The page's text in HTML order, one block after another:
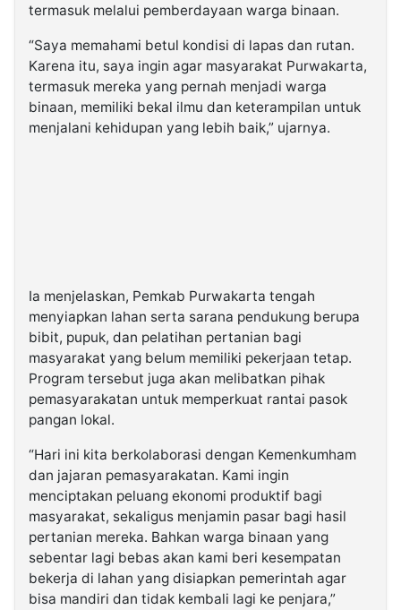
termasuk melalui pemberdayaan warga binaan.
“Saya memahami betul kondisi di lapas dan rutan.
Karena itu, saya ingin agar masyarakat Purwakarta,
termasuk mereka yang pernah menjadi warga
binaan, memiliki bekal ilmu dan keterampilan untuk
menjalani kehidupan yang lebih baik,” ujarnya.
Ia menjelaskan, Pemkab Purwakarta tengah
menyiapkan lahan serta sarana pendukung berupa
bibit, pupuk, dan pelatihan pertanian bagi
masyarakat yang belum memiliki pekerjaan tetap.
Program tersebut juga akan melibatkan pihak
pemasyarakatan untuk memperkuat rantai pasok
pangan lokal.
“Hari ini kita berkolaborasi dengan Kemenkumham
dan jajaran pemasyarakatan. Kami ingin
menciptakan peluang ekonomi produktif bagi
masyarakat, sekaligus menjamin pasar bagi hasil
pertanian mereka. Bahkan warga binaan yang
sebentar lagi bebas akan kami beri kesempatan
bekerja di lahan yang disiapkan pemerintah agar
bisa mandiri dan tidak kembali lagi ke penjara,”